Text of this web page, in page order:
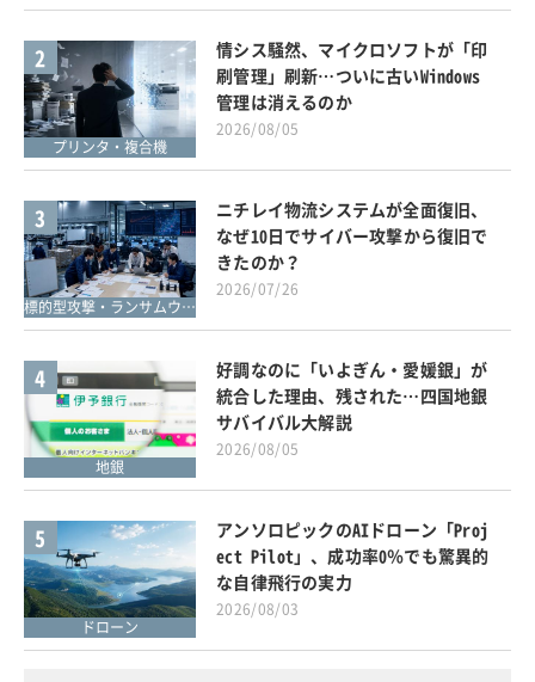
2
プリンタ・複合機
情シス騒然、マイクロソフトが「印
刷管理」刷新…ついに古いWindows
管理は消えるのか
2026/08/05
3
標的型攻撃・ランサムウェア対策
ニチレイ物流システムが全面復旧、
なぜ10日でサイバー攻撃から復旧で
きたのか？
2026/07/26
4
地銀
好調なのに「いよぎん・愛媛銀」が
統合した理由、残された…四国地銀
サバイバル大解説
2026/08/05
5
ドローン
アンソロピックのAIドローン「Proj
ect Pilot」、成功率0％でも驚異的
な自律飛行の実力
2026/08/03